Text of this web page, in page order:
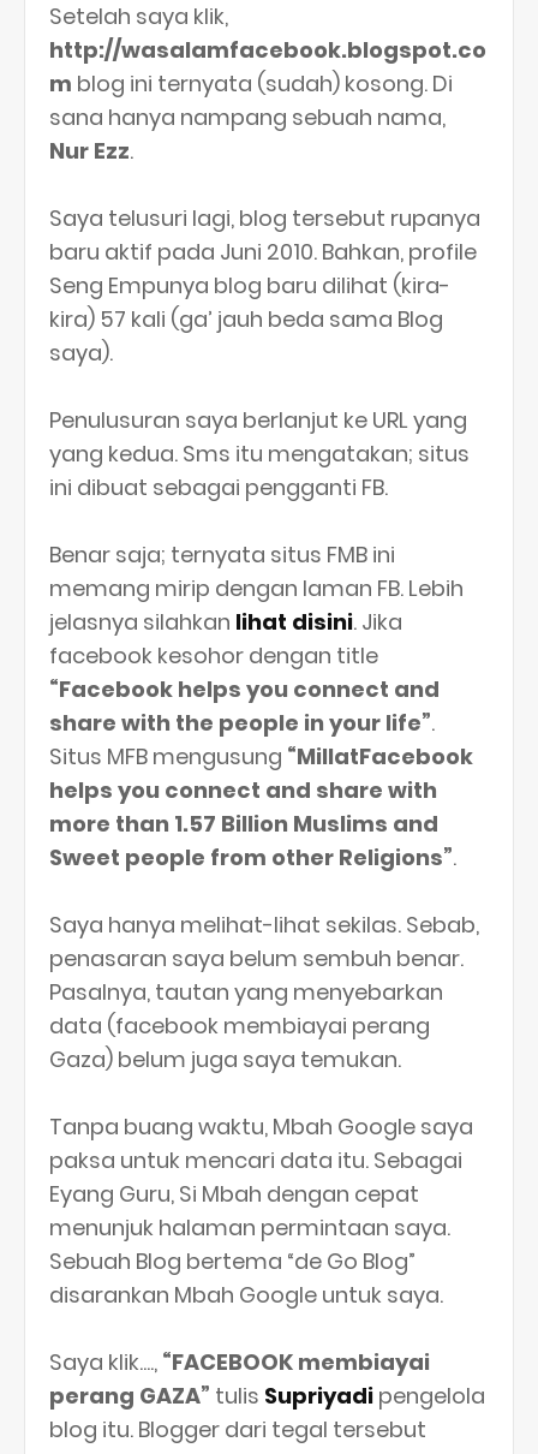
Setelah saya klik,
http://wasalamfacebook.blogspot.co
m blog ini ternyata (sudah) kosong. Di
sana hanya nampang sebuah nama,
Nur Ezz.
Saya telusuri lagi, blog tersebut rupanya
baru aktif pada Juni 2010. Bahkan, profile
Seng Empunya blog baru dilihat (kira-
kira) 57 kali (ga’ jauh beda sama Blog
saya).
Penulusuran saya berlanjut ke URL yang
yang kedua. Sms itu mengatakan; situs
ini dibuat sebagai pengganti FB.
Benar saja; ternyata situs FMB ini
memang mirip dengan laman FB. Lebih
jelasnya silahkan lihat disini. Jika
facebook kesohor dengan title
“Facebook helps you connect and
share with the people in your life”.
Situs MFB mengusung “MillatFacebook
helps you connect and share with
more than 1.57 Billion Muslims and
Sweet people from other Religions”.
Saya hanya melihat-lihat sekilas. Sebab,
penasaran saya belum sembuh benar.
Pasalnya, tautan yang menyebarkan
data (facebook membiayai perang
Gaza) belum juga saya temukan.
Tanpa buang waktu, Mbah Google saya
paksa untuk mencari data itu. Sebagai
Eyang Guru, Si Mbah dengan cepat
menunjuk halaman permintaan saya.
Sebuah Blog bertema “de Go Blog”
disarankan Mbah Google untuk saya.
Saya klik...., “FACEBOOK membiayai
perang GAZA” tulis Supriyadi pengelola
blog itu. Blogger dari tegal tersebut